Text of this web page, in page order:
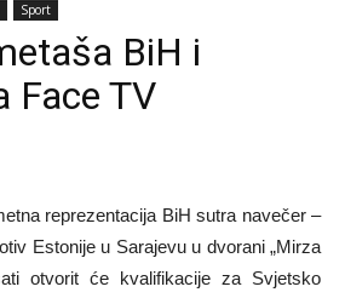
Sport
BiH i
Face TV
reprezentacija BiH sutra navečer –
Estonije u Sarajevu u dvorani „Mirza
otvorit će kvalifikacije za Svjetsko